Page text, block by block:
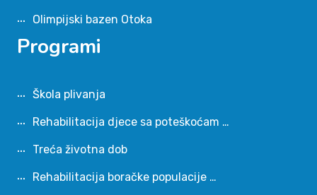
Olimpijski bazen Otoka
Programi
Škola plivanja
Rehabilitacija djece sa poteškoćam …
Treća životna dob
Rehabilitacija boračke populacije …